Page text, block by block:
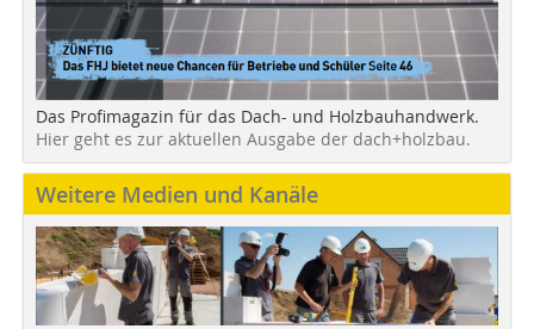
Das Profimagazin für das Dach- und Holzbauhandwerk.
Hier geht es zur aktuellen Ausgabe der dach+holzbau.
Weitere Medien und Kanäle